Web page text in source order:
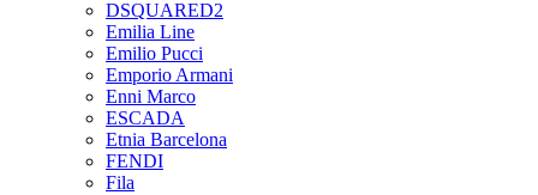
DSQUARED2
Emilia Line
Emilio Pucci
Emporio Armani
Enni Marco
ESCADA
Etnia Barcelona
FENDI
Fila